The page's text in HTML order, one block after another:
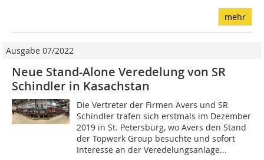
mehr
Ausgabe 07/2022
Neue Stand-Alone Veredelung von SR
Schindler in Kasachstan
Die Vertreter der Firmen Avers und SR
Schindler trafen sich erstmals im Dezember
2019 in St. Petersburg, wo Avers den Stand
der Topwerk Group besuchte und sofort
Interesse an der Veredelungsanlage...